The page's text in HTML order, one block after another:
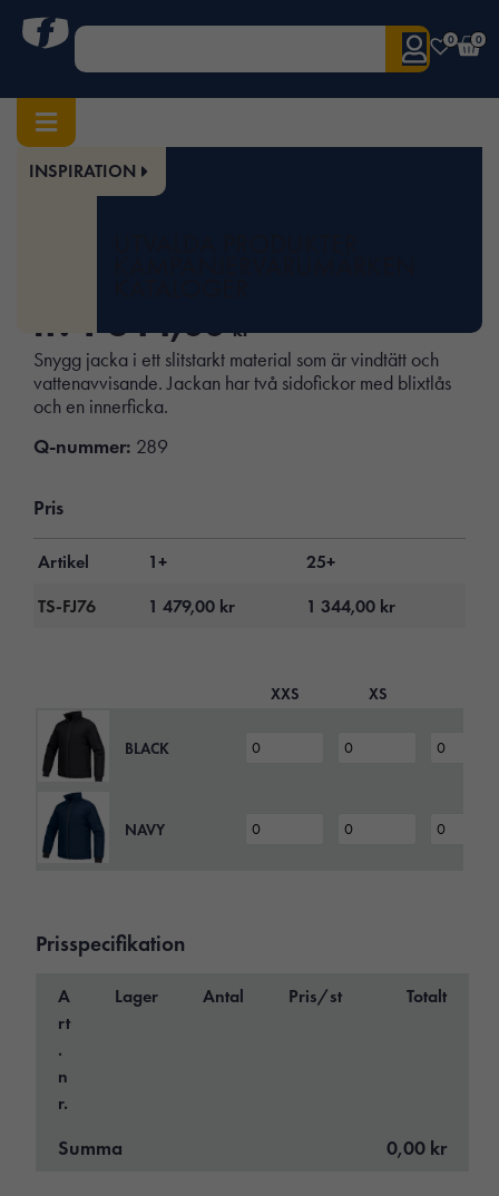
0 0
INSPIRATION
Hem/Herr/Överdelar
fr. 1 344,00kr
Snygg jacka i ett slitstarkt material som är vindtätt och
vattenavvisande. Jackan har två sidofickor med blixtlås
och en innerficka.
Q-nummer: 289
Pris
Artikel 1+
25+
TS-FJ76
1 479,00 kr 1 344,00 kr
XXS XS
BLACK
NAVY
Prisspecifikation
A
rt
.
n
r.
Lager Antal Pris/st Totalt
Summa 0,00 kr